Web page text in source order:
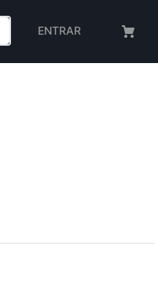
ENTRAR